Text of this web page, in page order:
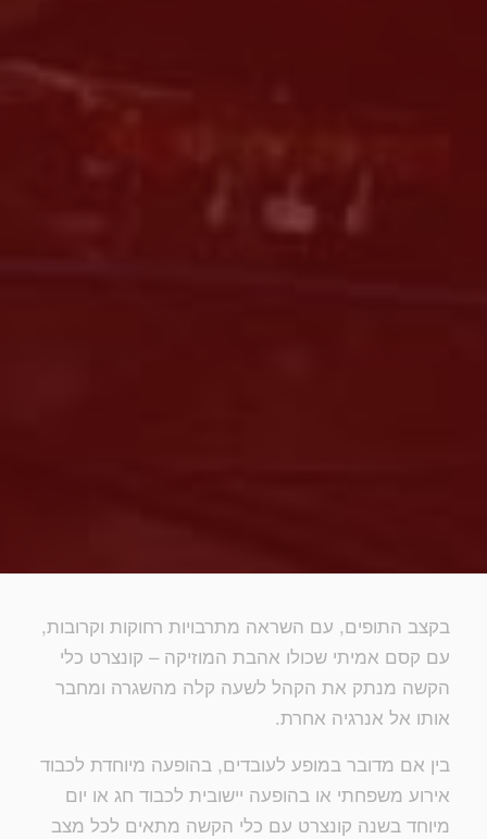
בקצב התופים, עם השראה מתרבויות רחוקות וקרובות,
עם קסם אמיתי שכולו אהבת המוזיקה – קונצרט כלי
הקשה מנתק את הקהל לשעה קלה מהשגרה ומחבר
אותו אל אנרגיה אחרת.
בין אם מדובר במופע לעובדים, בהופעה מיוחדת לכבוד
אירוע משפחתי או בהופעה יישובית לכבוד חג או יום
מיוחד בשנה קונצרט עם כלי הקשה מתאים לכל מצב